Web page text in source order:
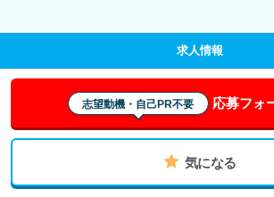
求人情報
志望動機・自己PR不要 応募フォ
気になる